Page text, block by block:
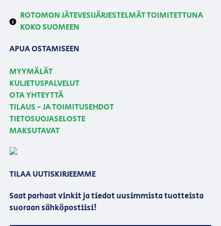
ROTOMON JÄTEVESIJÄRJESTELMÄT TOIMITETTUNA
KOKO SUOMEEN
APUA OSTAMISEEN
MYYMÄLÄT
KULJETUSPALVELUT
OTA YHTEYTTÄ
TILAUS - JA TOIMITUSEHDOT
TIETOSUOJASELOSTE
MAKSUTAVAT
TILAA UUTISKIRJEEMME
Saat parhaat vinkit ja tiedot uusimmista tuotteista
suoraan sähköpostiisi!